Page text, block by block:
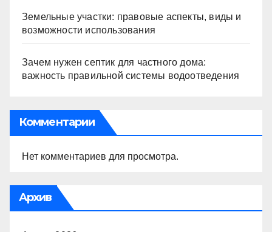
Земельные участки: правовые аспекты, виды и
возможности использования
Зачем нужен септик для частного дома:
важность правильной системы водоотведения
Комментарии
Нет комментариев для просмотра.
Архив